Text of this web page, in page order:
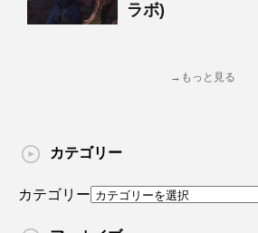
ラボ)
→もっと見る
カテゴリー
カテゴリー